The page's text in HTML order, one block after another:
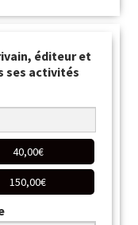
éditeur et
ses activités
40,00€
150,00€